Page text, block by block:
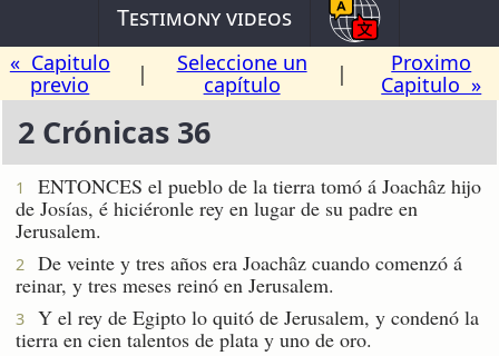
Testimony videos
« Capitulo
previo
|
Seleccione un
capítulo
|
Proximo
Capitulo »
2 Crónicas 36
1
ENTONCES el pueblo de la tierra tomó á Joachâz hijo
de Josías, é hiciéronle rey en lugar de su padre en
Jerusalem.
2
De veinte y tres años era Joachâz cuando comenzó á
reinar, y tres meses reinó en Jerusalem.
3
Y el rey de Egipto lo quitó de Jerusalem, y condenó la
tierra en cien talentos de plata y uno de oro.